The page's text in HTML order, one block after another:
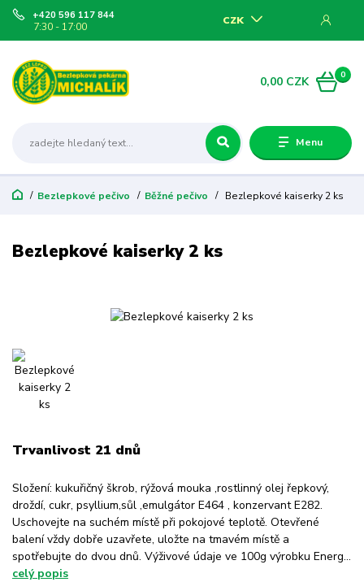
Menu
CZK
+420 596 117 844
7:30 - 17:00
0
0,00 CZK
Bezlepkové pečivo Běžné pečivo Bezlepkové kaiserky 2 ks
Bezlepkové kaiserky 2 ks
Trvanlivost 21 dnů
Složení: kukuřičný škrob, rýžová mouka ,rostlinný olej řepkový,
droždí, cukr, psyllium,sůl ,emulgátor E464 , konzervant E282.
Uschovejte na suchém místě při pokojové teplotě. Otevřené
balení vždy dobře uzavřete, uložte na tmavém místě a
spotřebujte do dvou dnů. Výživové údaje ve 100g výrobku Energ...
celý popis